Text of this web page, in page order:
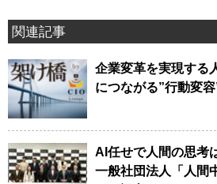
関連記事
企業変革を実現する
につながる”行動変
AI任せで人間の思考
一般社団法人「人間